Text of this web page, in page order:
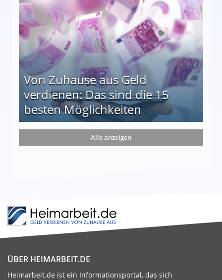
Von Zuhause aus Geld
verdienen: Das sind die 15
besten Möglichkeiten
die 15 besten Möglichkeiten
Alle anzeigen
ÜBER HEIMARBEIT.DE
Heimarbeit.de ist ein Informationsportal, das sich